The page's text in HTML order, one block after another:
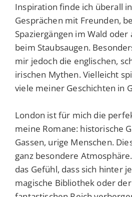
Inspiration finde ich überall
Gesprächen mit Freunden,
Spaziergängen im Wald oder
beim Staubsaugen.
mir jedoch die englischen,
irischen Mythen. Vielleicht
viele meiner Geschichten in
London ist für mich die
meine Romane: historische
Gassen, urige Menschen.
ganz besondere
das Gefühl, dass sich hinter
magische Bibliothek oder